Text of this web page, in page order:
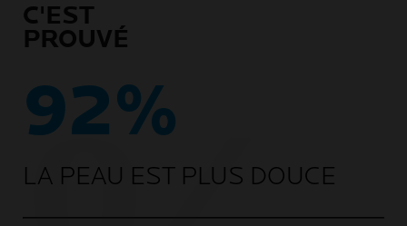
C'EST
PROUVÉ
92%
LA PEAU EST PLUS DOUCE